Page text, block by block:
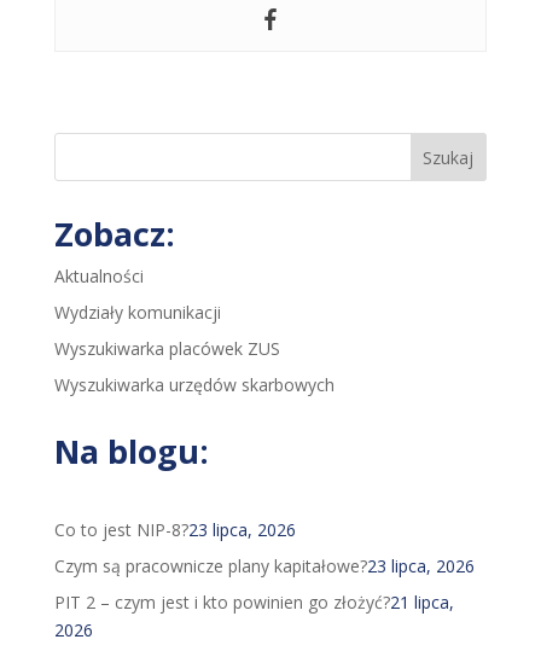
Szukaj
Zobacz:
Aktualności
Wydziały komunikacji
Wyszukiwarka placówek ZUS
Wyszukiwarka urzędów skarbowych
Na blogu:
Co to jest NIP-8?23 lipca, 2026
Czym są pracownicze plany kapitałowe?23 lipca, 2026
PIT 2 – czym jest i kto powinien go złożyć?21 lipca,
2026